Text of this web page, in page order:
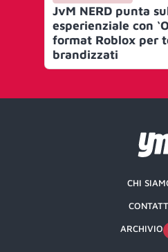
JvM NERD punta
esperienziale con
format Roblox per
brandizzati
CHI
ARCHIVIO